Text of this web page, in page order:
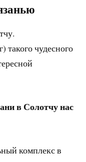
такого чудесного
в Солотчу нас
комплекс в